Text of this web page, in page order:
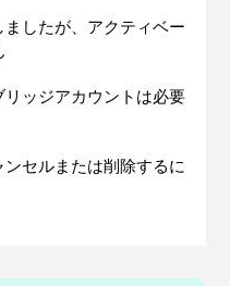
したが、アクティベー
ッジアカウントは必要
セルまたは削除するに